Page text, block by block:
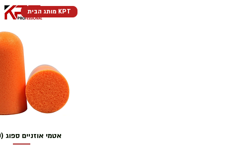
KPT מותג הבית
אטמי אוזניים ספוג (10 יח)